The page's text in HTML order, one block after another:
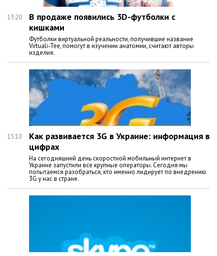
13:20
В продаже появились 3D-футболки с
кишками
Футболки виртуальной реальности, получившие название
Virtuali-Tee, помогут в изучении анатомии, считают авторы
изделия.
15:10
Как развивается 3G в Украине: информация в
цифрах
На сегодняшний день скоростной мобильный интернет в
Украине запустили все крупные операторы. Сегодня мы
попытаемся разобраться, кто именно лидирует по внедрению
3G у нас в стране.